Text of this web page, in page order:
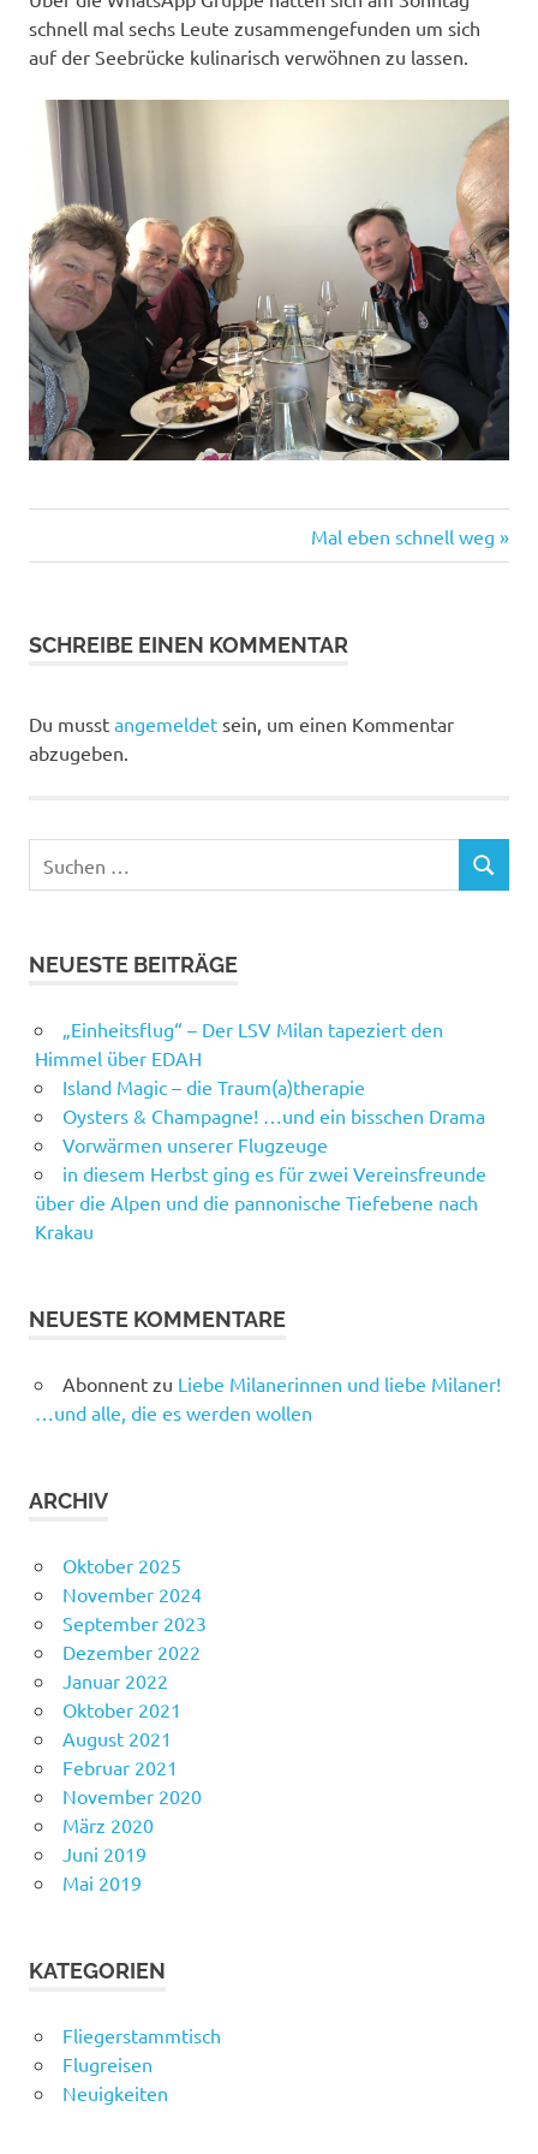
schnell mal sechs Leute zusammengefunden um sich
auf der Seebrücke kulinarisch verwöhnen zu lassen.
BeitragsnavigationNächster
Beitrag:
Mal eben schnell weg
SCHREIBE EINEN KOMMENTAR
Du musst angemeldet sein, um einen Kommentar
abzugeben.
nach:
SUCHEN
NEUESTE BEITRÄGE
„Einheitsflug“ – Der LSV Milan tapeziert den
Himmel über EDAH
Island Magic – die Traum(a)therapie
Oysters & Champagne! …und ein bisschen Drama
Vorwärmen unserer Flugzeuge
in diesem Herbst ging es für zwei Vereinsfreunde
über die Alpen und die pannonische Tiefebene nach
Krakau
NEUESTE KOMMENTARE
Abonnentzu Liebe Milanerinnen und liebe Milaner!
…und alle, die es werden wollen
ARCHIV
Oktober 2025
November 2024
September 2023
Dezember 2022
Januar 2022
Oktober 2021
August 2021
Februar 2021
November 2020
März 2020
Juni 2019
Mai 2019
KATEGORIEN
Fliegerstammtisch
Flugreisen
Neuigkeiten